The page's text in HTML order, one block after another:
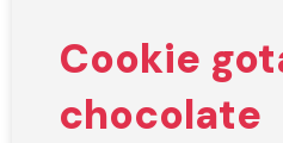
Cookie
chocolate